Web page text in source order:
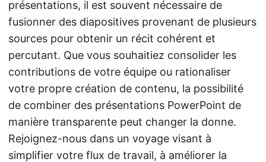
présentations, il est souvent nécessaire de
fusionner des diapositives provenant de plusieurs
sources pour obtenir un récit cohérent et
percutant. Que vous souhaitiez consolider les
contributions de votre équipe ou rationaliser
votre propre création de contenu, la possibilité
de combiner des présentations PowerPoint de
manière transparente peut changer la donne.
Rejoignez-nous dans un voyage visant à
simplifier votre flux de travail, à améliorer la